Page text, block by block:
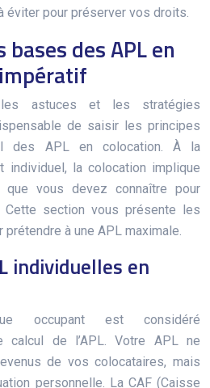
pour préserver vos droits.
des APL en
astuces et les stratégies
de saisir les principes
des APL en colocation. À la
individuel, la colocation implique
vous devez connaître pour
section vous présente les
à une APL maximale.
individuelles en
occupant est considéré
calcul de l’APL. Votre APL ne
de vos colocataires, mais
personnelle. La CAF (Caisse